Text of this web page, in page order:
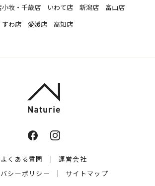
小牧・千歳店 いわて店 新潟店
富山店
すわ店 愛媛店 高知店
よくある質問
運営会社
シーポリシー
サイトマップ